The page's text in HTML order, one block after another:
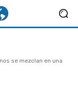
se mezclan en una